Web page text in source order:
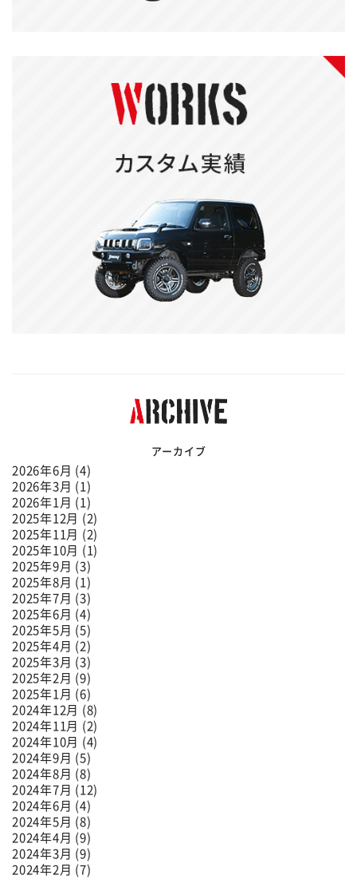
アーカイブ
2026年6月 (4)
2026年3月 (1)
2026年1月 (1)
2025年12月 (2)
2025年11月 (2)
2025年10月 (1)
2025年9月 (3)
2025年8月 (1)
2025年7月 (3)
2025年6月 (4)
2025年5月 (5)
2025年4月 (2)
2025年3月 (3)
2025年2月 (9)
2025年1月 (6)
2024年12月 (8)
2024年11月 (2)
2024年10月 (4)
2024年9月 (5)
2024年8月 (8)
2024年7月 (12)
2024年6月 (4)
2024年5月 (8)
2024年4月 (9)
2024年3月 (9)
2024年2月 (7)